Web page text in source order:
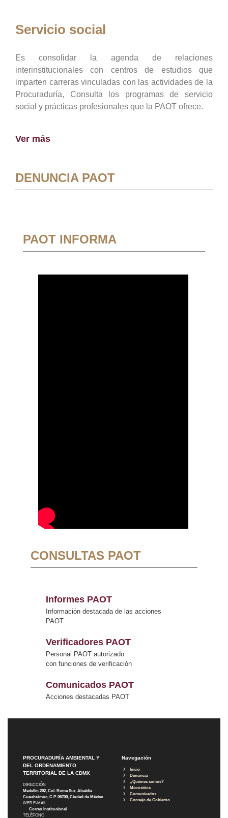
Servicio social
Es consolidar la agenda de relaciones
interinstitucionales con centros de estudios que
imparten carreras vinculadas con las actividades de la
Procuraduría, Consulta los programas de servicio
social y prácticas profesionales que la PAOT ofrece.
Ver más
DENUNCIA PAOT
PAOT INFORMA
CONSULTAS PAOT
Informes PAOT
Información destacada de las acciones
PAOT
Verificadores PAOT
Personal PAOT autorizado
con funciones de verificación
Comunicados PAOT
Acciones destacadas PAOT
PROCURADURÍA AMBIENTAL Y
DEL ORDENAMIENTO
TERRITORIAL DE LA CDMX
DIRECCIÓN
Medellín 202, Col. Roma Sur, Alcaldía
Cuauhtémoc, C.P. 06700, Ciudad de México
WEB E-MAIL
Correo Institucional
TELÉFONO
Navegación
Inicio
Denuncia
¿Quiénes somos?
Micrositios
Comunicados
Consejo de Gobierno